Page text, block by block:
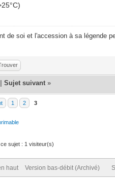
de soi et l'accession à sa légende
|Sujet suivant »
1 2 3
sujet : 1 visiteur(s)
haut Version bas-débit (Archivé)